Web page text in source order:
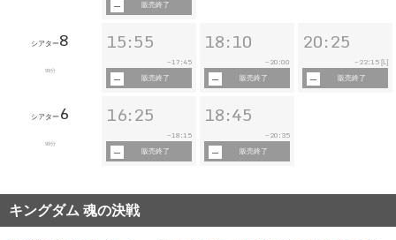
販売終了
シアター8
99分
15:55
~17:45
販売終了
18:10
~ 20:00
販売終了
20:25
~ 22:15 [L]
販売終了
シアター 6
99分
16:25
~18:15
販売終了
18:45
~ 20:35
販売終了
キングダム 魂の決戦